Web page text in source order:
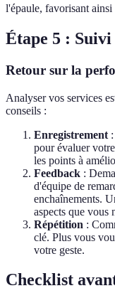
l'épaule, favorisant
Étape 5 : Suivi
Retour sur la
Analyser vos services
conseils :
Enregistrement
pour évaluer
les points à
Feedback :
d'équipe de
enchaînements.
aspects que vous
Répétition :
clé. Plus vous
votre geste.
Checklist